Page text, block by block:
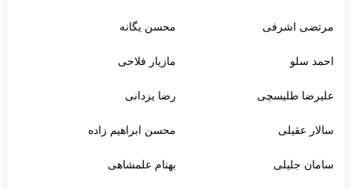
مرتضی اشرفی محسن یگانه
احمد سلو مازیار فلاحی
علیرضا طلیسچی رضا یزدانی
سالار عقیلی محسن ابراهیم زاده
سامان جلیلی بهنام علمشاهی